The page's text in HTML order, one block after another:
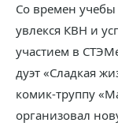
Со времен
увлекся КВН и
участием в
дуэт «Сладкая
комик-труппу
организовал